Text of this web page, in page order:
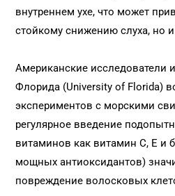
внутреннем ухе, что может
стойкому снижению слуха, но и
Американские исследователи
Флорида (University of Florida)
экспериментов с морскими
регулярное введение
витаминов как витамин С, Е и
мощных антиоксидантов)
повреждение волосковых